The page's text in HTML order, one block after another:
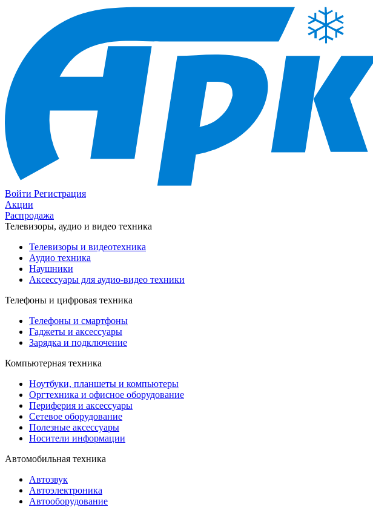
Войти Регистрация
Акции
Распродажа
Телевизоры, аудио и видео техника
Телевизоры и видеотехника
Аудио техника
Наушники
Аксессуары для аудио-видео техники
Телефоны и цифровая техника
Телефоны и смартфоны
Гаджеты и аксессуары
Зарядка и подключение
Компьютерная техника
Ноутбуки, планшеты и компьютеры
Оргтехника и офисное оборудование
Периферия и аксессуары
Cетевое оборудование
Полезные аксессуары
Носители информации
Автомобильная техника
Автозвук
Автоэлектроника
Автооборудование